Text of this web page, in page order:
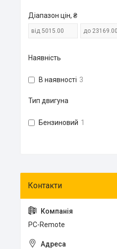
Діапазон цін, ₴
Наявність
В наявності 3
Тип двигуна
Бензиновий 1
PC-Remote